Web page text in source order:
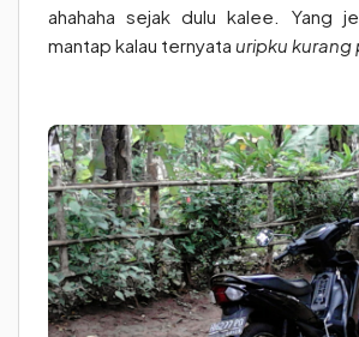
ahahaha sejak dulu kalee. Yang
mantap kalau ternyata uripku kurang